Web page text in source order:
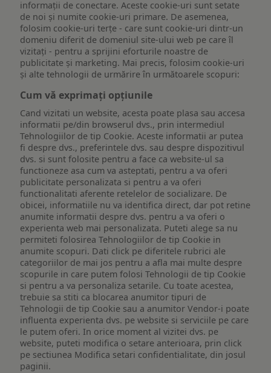
informații de conectare. Aceste cookie-uri sunt setate
de noi și numite cookie-uri primare. De asemenea,
folosim cookie-uri terțe - care sunt cookie-uri dintr-un
domeniu diferit de domeniul site-ului web pe care îl
vizitați - pentru a sprijini eforturile noastre de
publicitate și marketing. Mai precis, folosim cookie-uri
și alte tehnologii de urmărire în următoarele scopuri:
Cum vă exprimați opțiunile
Cand vizitati un website, acesta poate plasa sau accesa
informatii pe/din browserul dvs., prin intermediul
Tehnologiilor de tip Cookie. Aceste informatii ar putea
fi despre dvs., preferintele dvs. sau despre dispozitivul
dvs. si sunt folosite pentru a face ca website-ul sa
functioneze asa cum va asteptati, pentru a va oferi
publicitate personalizata si pentru a va oferi
functionalitati aferente retelelor de socializare. De
obicei, informatiile nu va identifica direct, dar pot retine
anumite informatii despre dvs. pentru a va oferi o
experienta web mai personalizata. Puteti alege sa nu
permiteti folosirea Tehnologiilor de tip Cookie in
anumite scopuri. Dati click pe diferitele rubrici ale
categoriilor de mai jos pentru a afla mai multe despre
scopurile in care putem folosi Tehnologii de tip Cookie
si pentru a va personaliza setarile. Cu toate acestea,
trebuie sa stiti ca blocarea anumitor tipuri de
Tehnologii de tip Cookie sau a anumitor Vendor-i poate
influenta experienta dvs. pe website si serviciile pe care
le putem oferi. In orice moment al vizitei dvs. pe
website, puteti modifica o setare anterioara, prin click
pe sectiunea Modifica setari confidentialitate, din josul
paginii.